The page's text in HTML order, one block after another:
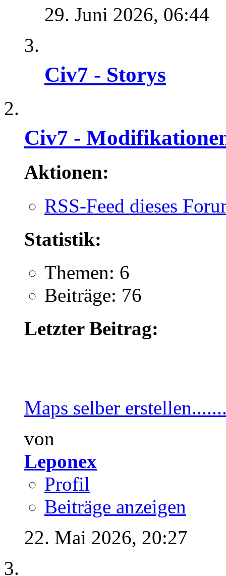
29. Juni 2026, 06:44
Civ7 - Storys
Civ7 -
Aktionen:
RSS-Feed dieses
Statistik:
Themen: 6
Beiträge: 76
Letzter Beitrag:
Maps selber
von
Leponex
Profil
Beiträge anzeigen
22. Mai 2026, 20:27